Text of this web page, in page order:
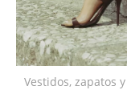
Vestidos, zapatos